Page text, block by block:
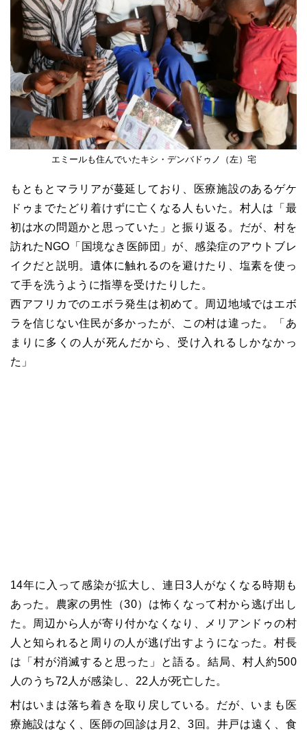
エミールも住んでいたキシ・デンバドゥノ（左）宅
もともとマラリアが蔓延しており、医療施設のあるゲケ
ドゥまでたどり着けずに亡くなる人もいた。村人は「最
初は水の問題かと思っていた」と振り返る。だが、村を
訪れたNGO「国境なき医師団」が、感染症のアウトブレ
イクだと説明。遺体に触れるのを避けたり、塩素を使っ
て手を洗うように指導を受けたりした。
西アフリカでのエボラ発生は初めて。周辺地域ではエボ
ラを信じない住民が多かったが、この村は違った。「あ
まりに多くの人が死んだから、受け入れるしかなかっ
た」
14年に入って感染が拡大し、連日3人がなくなる時期も
あった。農家の男性（30）は怖くなって村から逃げ出し
た。周辺から人が寄り付かなくなり、メリアンドゥの村
人と知られると周りの人が逃げ出すようになった。村長
は「村が消滅すると思った」と語る。結局、村人約500
人のうち72人が感染し、22人が死亡した。
村はいまは落ち着きを取り戻している。だが、いまも医
療施設はなく、医師の回診は月2、3回。井戸は遠く、食